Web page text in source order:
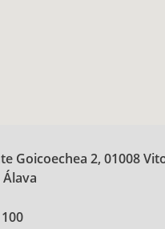
Goicoechea 2, 01008
Álava